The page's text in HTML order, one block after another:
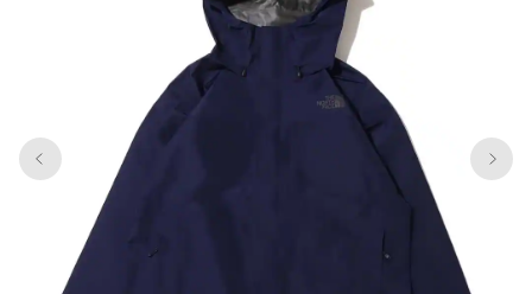
アクセサリー
その他
すべてのシューズ
アンダーウェア
その他
ショルダー / メッセンジャーバッグ
トート / エコバッグ
クラッチ / セカンドバッグ
ウエストバッグ
その他
すべてのバッグ
グッズ / アクセサリー
すべてのアクセサリー
おもちゃ / フィギュア
すべてのその他
アクセサリー
その他
サンダル / パンプス
すべてのシューズ
スカート
ソックス
アンダーウェア
ショルダー / メッセンジャーバッグ
トート / エコバッグ
クラッチ / セカンドバッグ
ウエストバッグ
その他
すべてのバッグ
グッズ / アクセサリー
すべてのアクセサリー
おもちゃ / フィギュア
すべてのその他